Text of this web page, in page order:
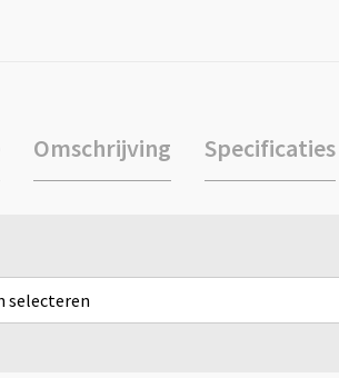
Omschrijving Specificaties
selecteren